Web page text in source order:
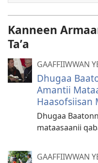
Kanneen
Taʼa
GAAFFIIWWAN
Dhugaa
Amantii
Haasofsiisan
Dhugaa
mataasaanii
GAAFFIIWWAN